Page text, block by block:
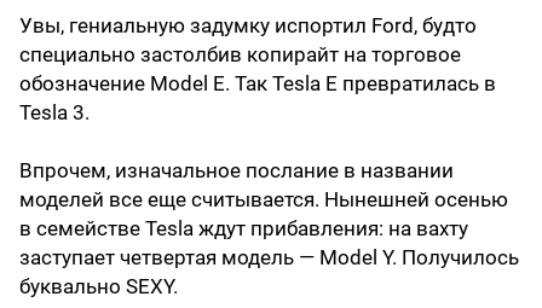
Увы, гениальную задумку испортил Ford, будто
специально застолбив копирайт на торговое
обозначение Model E. Так Tesla E превратилась в
Tesla 3.
Впрочем, изначальное послание в названии
моделей все еще считывается. Нынешней осенью
в семействе Tesla ждут прибавления: на вахту
заступает четвертая модель — Model Y. Получилось
буквально SEXY.